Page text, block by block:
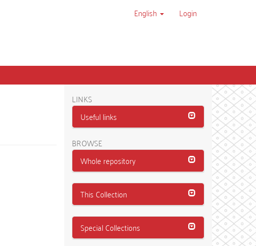
English Login
LINKS
Useful links
BROWSE
Whole repository
This Collection
Special Collections